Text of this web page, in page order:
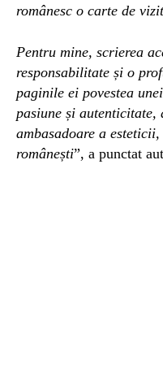
românesc o carte de
Pentru mine, scrierea
responsabilitate și o
paginile ei povestea
pasiune și autenticitate,
ambasadoare a
românești”, a punctat